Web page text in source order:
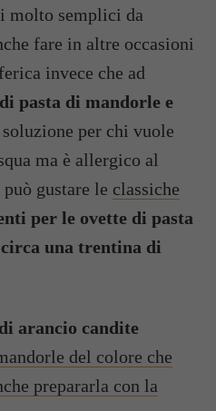
molto semplici da
fare in altre occasioni
invece che ad
pasta di mandorle e
soluzione per chi vuole
ma è allergico al
gustare le classiche
per le ovette di pasta
una trentina di
arancio candite
del colore che
prepararla con la